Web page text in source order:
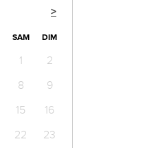
>
SAM DIM
1
2
8
9
15
16
22
23